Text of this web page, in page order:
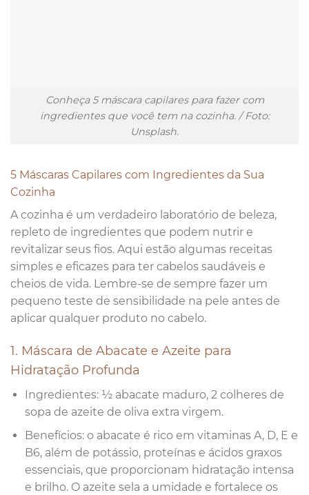
Conheça 5 máscara capilares para fazer com
ingredientes que você tem na cozinha. / Foto:
Unsplash.
5 Máscaras Capilares com Ingredientes da Sua
Cozinha
A cozinha é um verdadeiro laboratório de beleza,
repleto de ingredientes que podem nutrir e
revitalizar seus fios. Aqui estão algumas receitas
simples e eficazes para ter cabelos saudáveis e
cheios de vida. Lembre-se de sempre fazer um
pequeno teste de sensibilidade na pele antes de
aplicar qualquer produto no cabelo.
1. Máscara de Abacate e Azeite para
Hidratação Profunda
Ingredientes: ½ abacate maduro, 2 colheres de
sopa de azeite de oliva extra virgem.
Benefícios: o abacate é rico em vitaminas A, D, E e
B6, além de potássio, proteínas e ácidos graxos
essenciais, que proporcionam hidratação intensa
e brilho. O azeite sela a umidade e fortalece os